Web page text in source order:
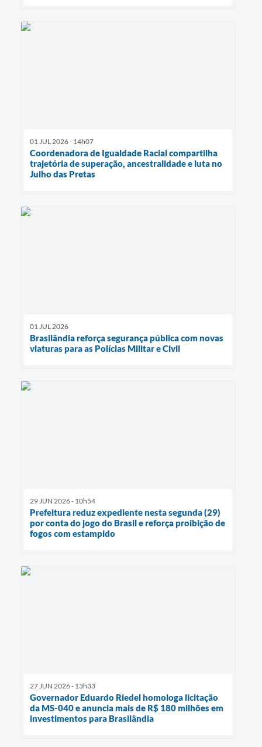
01 JUL 2026 - 14h07
Coordenadora de Igualdade Racial compartilha
trajetória de superação, ancestralidade e luta no
Julho das Pretas
01 JUL 2026
Brasilândia reforça segurança pública com novas
viaturas para as Polícias Militar e Civil
29 JUN 2026 - 10h54
Prefeitura reduz expediente nesta segunda (29)
por conta do jogo do Brasil e reforça proibição de
fogos com estampido
27 JUN 2026 - 13h33
Governador Eduardo Riedel homologa licitação
da MS-040 e anuncia mais de R$ 180 milhões em
investimentos para Brasilândia